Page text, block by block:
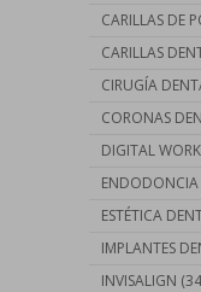
CARILLAS DE
CARILLAS
CIRUGÍA
CORONAS
DIGITAL
ENDODONCIA
ESTÉTICA
IMPLANTES
INVISALIGN